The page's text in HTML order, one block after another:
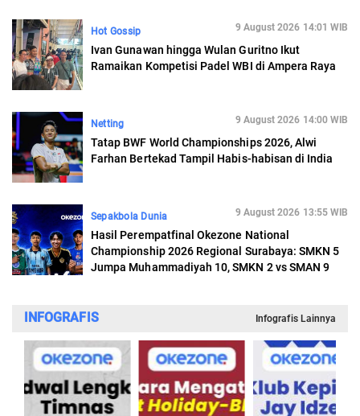
Hot Gossip 9 August 2026 14:01 WIB
Ivan Gunawan hingga Wulan Guritno Ikut
Ramaikan Kompetisi Padel WBI di Ampera Raya
Netting 9 August 2026 14:00 WIB
Tatap BWF World Championships 2026, Alwi
Farhan Bertekad Tampil Habis-habisan di India
Sepakbola Dunia 9 August 2026 13:55 WIB
Hasil Perempatfinal Okezone National
Championship 2026 Regional Surabaya: SMKN 5
Jumpa Muhammadiyah 10, SMKN 2 vs SMAN 9
INFOGRAFIS Infografis Lainnya